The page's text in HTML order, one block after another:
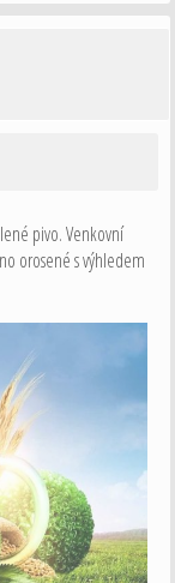
pivo. Venkovní
orosené s výhledem